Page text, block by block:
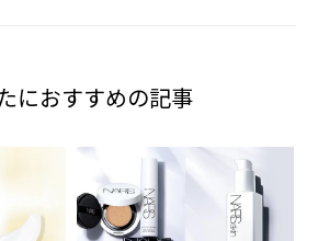
におすすめの記事